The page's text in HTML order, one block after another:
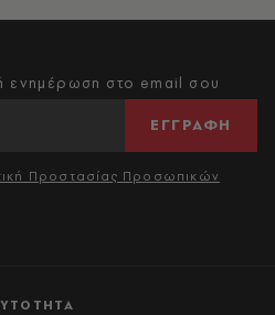
ενημέρωση στο email σου
ΕΓΓΡΑΦΗ
Προστασίας Προσωπικών